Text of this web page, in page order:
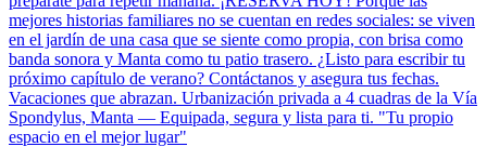
mejores historias familiares no se cuentan en redes sociales: se viven
en el jardín de una casa que se siente como propia, con brisa como
banda sonora y Manta como tu patio trasero. ¿Listo para escribir tu
próximo capítulo de verano? Contáctanos y asegura tus fechas.
Vacaciones que abrazan. Urbanización privada a 4 cuadras de la Vía
Spondylus, Manta — Equipada, segura y lista para ti. "Tu propio
espacio en el mejor lugar"